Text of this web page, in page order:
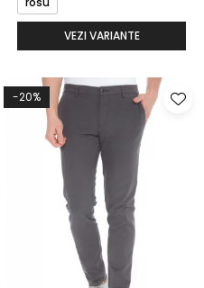
VEZI VARIANTE
-20%